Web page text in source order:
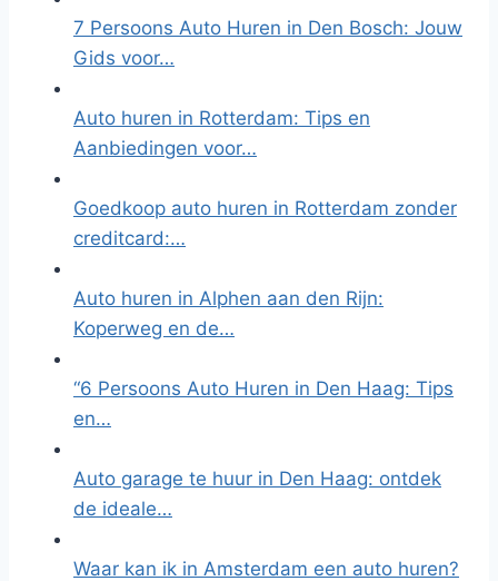
7 Persoons Auto Huren in Den Bosch: Jouw
Gids voor…
Auto huren in Rotterdam: Tips en
Aanbiedingen voor…
Goedkoop auto huren in Rotterdam zonder
creditcard:…
Auto huren in Alphen aan den Rijn:
Koperweg en de…
“6 Persoons Auto Huren in Den Haag: Tips
en…
Auto garage te huur in Den Haag: ontdek
de ideale…
Waar kan ik in Amsterdam een auto huren?